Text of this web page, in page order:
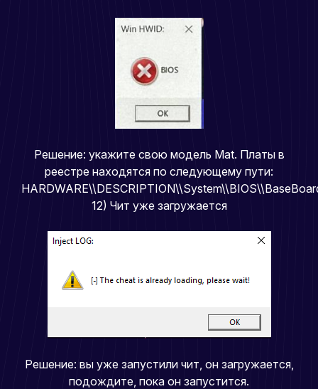
Решение: укажите свою модель Mat. Платы в
реестре находятся по следующему пути:
12) Чит уже загружается
Решение: вы уже запустили чит, он загружается,
подождите, пока он запустится.